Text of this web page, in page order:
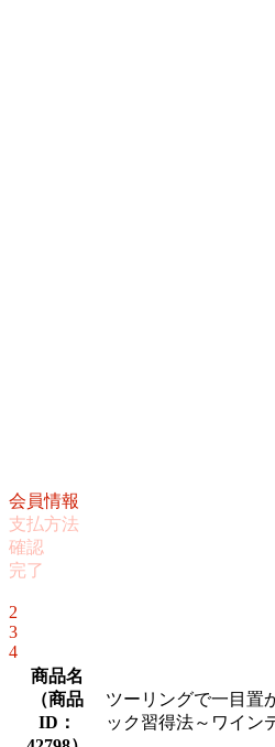
会員情報
支払方法
確認
完了
2
3
4
商品名
（商品
ID：
ツーリングで一目置
ック習得法～ワイン